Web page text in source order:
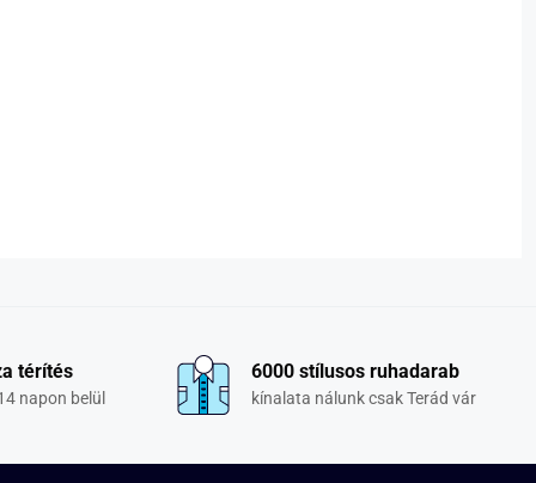
térítés
napon belül
6000 stílusos ruhadarab
kínalata nálunk csak Terád vár